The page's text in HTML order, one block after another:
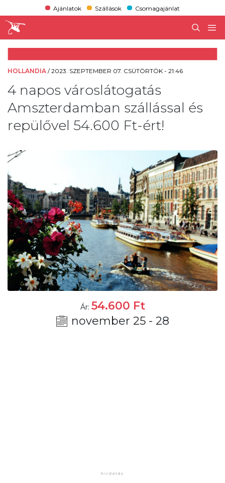
Ajánlatok Szállások Csomagajánlat
HOLLANDIA /2023. SZEPTEMBER 07. CSÜTÖRTÖK - 21:46
4 napos városlátogatás
Amszterdamban szállással és
repülővel 54.600 Ft-ért!
Ár: 54.600 Ft
november 25 - 28